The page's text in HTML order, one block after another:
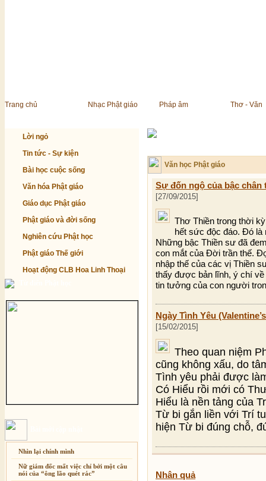
Trang chủ Nhạc Phật giáo Pháp âm Thơ - Văn
Lời ngỏ
Tin tức - Sự kiện
Bài học cuộc sống
Văn hóa Phật giáo
Giáo dục Phật giáo
Phật giáo và đời sống
Nghiên cứu Phật học
Phật giáo Thế giới
Hoạt động CLB Hoa Linh Thoại
Nhìn lại chính mình
Nữ giám đốc mất việc chỉ bởi một câu
nói của “ông lão quét rác”
Văn học Phật giáo
Sự đốn ngộ của bậc
[27/09/2015]
Thơ Thiền trong thời
hết sức độc đáo. Đó
Những bậc Thiền sư đã
con mắt của Đời trần thế.
nhập thế của các vị Thiền
thấy được bản lĩnh, ý chí
tin tưởng của con người
Ngày Tình Yêu
[15/02/2015]
Theo quan niệm
cũng không xấu, do
Tình yêu phải được
Có Hiểu rồi mới có
Hiểu là nền tảng của
Từ bi gắn liền với Trí
hiện Từ bi đúng chỗ,
Nhân quả